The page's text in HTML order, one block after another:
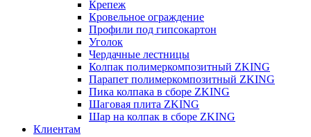
Крепеж
Кровельное ограждение
Профили под гипсокартон
Уголок
Чердачные лестницы
Колпак полимеркомпозитный ZKING
Парапет полимеркомпозитный ZKING
Пика колпака в сборе ZKING
Шаговая плита ZKING
Шар на колпак в сборе ZKING
Клиентам